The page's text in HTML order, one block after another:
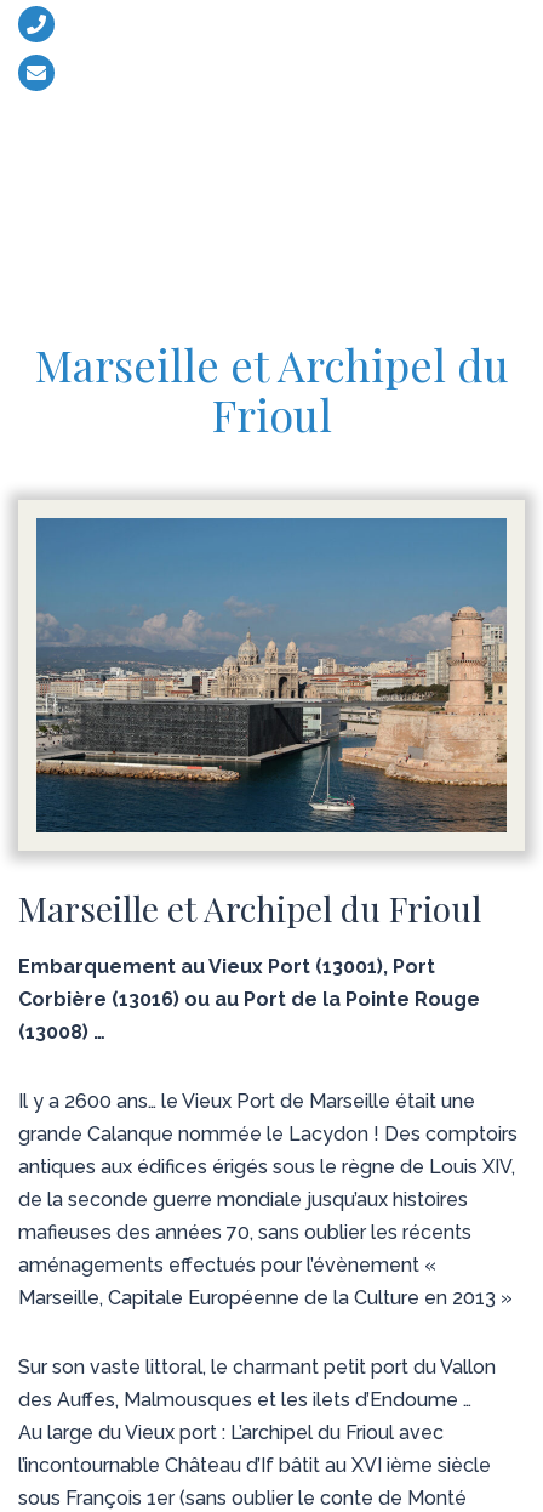
Marseille et Archipel du
Frioul
Marseille et Archipel du Frioul
Embarquement au Vieux Port (13001), Port
Corbière (13016) ou au Port de la Pointe Rouge
(13008) …
Il y a 2600 ans… le Vieux Port de Marseille était une
grande Calanque nommée le Lacydon ! Des comptoirs
antiques aux édifices érigés sous le règne de Louis XIV,
de la seconde guerre mondiale jusqu’aux histoires
mafieuses des années 70, sans oublier les récents
aménagements effectués pour l’évènement «
Marseille, Capitale Européenne de la Culture en 2013 »
Sur son vaste littoral, le charmant petit port du Vallon
des Auffes, Malmousques et les ilets d’Endoume …
Au large du Vieux port : L’archipel du Frioul avec
l’incontournable Château d’If bâtit au XVI ième siècle
sous François 1er (sans oublier le conte de Monté